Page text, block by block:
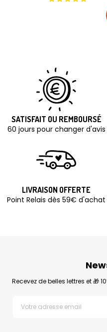
SATISFAIT OU REMBOURSÉ
60 jours pour changer d'avis
LIVRAISON OFFERTE
Point Relais dès 59€ d'achat
Recevez de belles lettres et 🎁